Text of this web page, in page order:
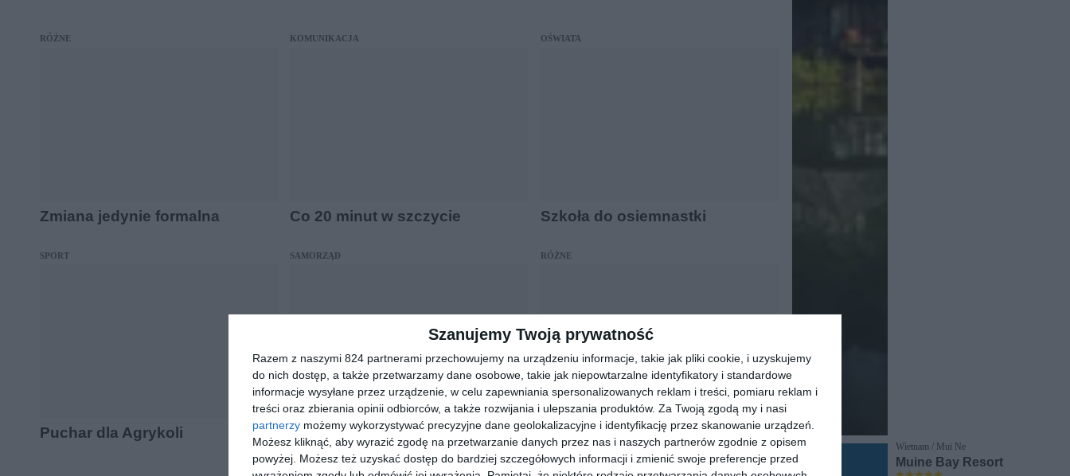
Szanujemy Twoją prywatność
Razem z naszymi 824 partnerami przechowujemy na urządzeniu informacje, takie jak pliki cookie, i uzyskujemy
do nich dostęp, a także przetwarzamy dane osobowe, takie jak niepowtarzalne identyfikatory i standardowe
informacje wysyłane przez urządzenie, w celu zapewniania spersonalizowanych reklam i treści, pomiaru reklam i
treści oraz zbierania opinii odbiorców, a także rozwijania i ulepszania produktów. Za Twoją zgodą my i nasi
partnerzy możemy wykorzystywać precyzyjne dane geolokalizacyjne i identyfikację przez skanowanie urządzeń.
Możesz kliknąć, aby wyrazić zgodę na przetwarzanie danych przez nas i naszych partnerów zgodnie z opisem
powyżej. Możesz też uzyskać dostęp do bardziej szczegółowych informacji i zmienić swoje preferencje przed
RÓŻNE
Zmiana jedynie formalna
KOMUNIKACJA
Co 20 minut w szczycie
OŚWIATA
Szkoła do osiemnastki
SPORT
Puchar dla Agrykoli
SAMORZĄD
Poprawki i informacje
RÓŻNE
Kłusownicy w lasach
Wietnam / Mui Ne
Muine Bay Resort